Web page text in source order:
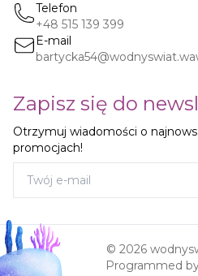
Telefon
+48 515 139 399
E-mail
Zapisz się do
Otrzymuj wiadomości o
promocjach!
© 2026
Programmed